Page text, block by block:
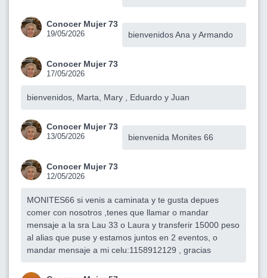
Conocer Mujer 73
19/05/2026 bienvenidos Ana y Armando
Conocer Mujer 73
17/05/2026
bienvenidos, Marta, Mary , Eduardo y Juan
Conocer Mujer 73
13/05/2026 bienvenida Monites 66
Conocer Mujer 73
12/05/2026
MONITES66 si venis a caminata y te gusta depues
comer con nosotros ,tenes que llamar o mandar
mensaje a la sra Lau 33 o Laura y transferir 15000 peso
al alias que puse y estamos juntos en 2 eventos, o
mandar mensaje a mi celu:1158912129 , gracias